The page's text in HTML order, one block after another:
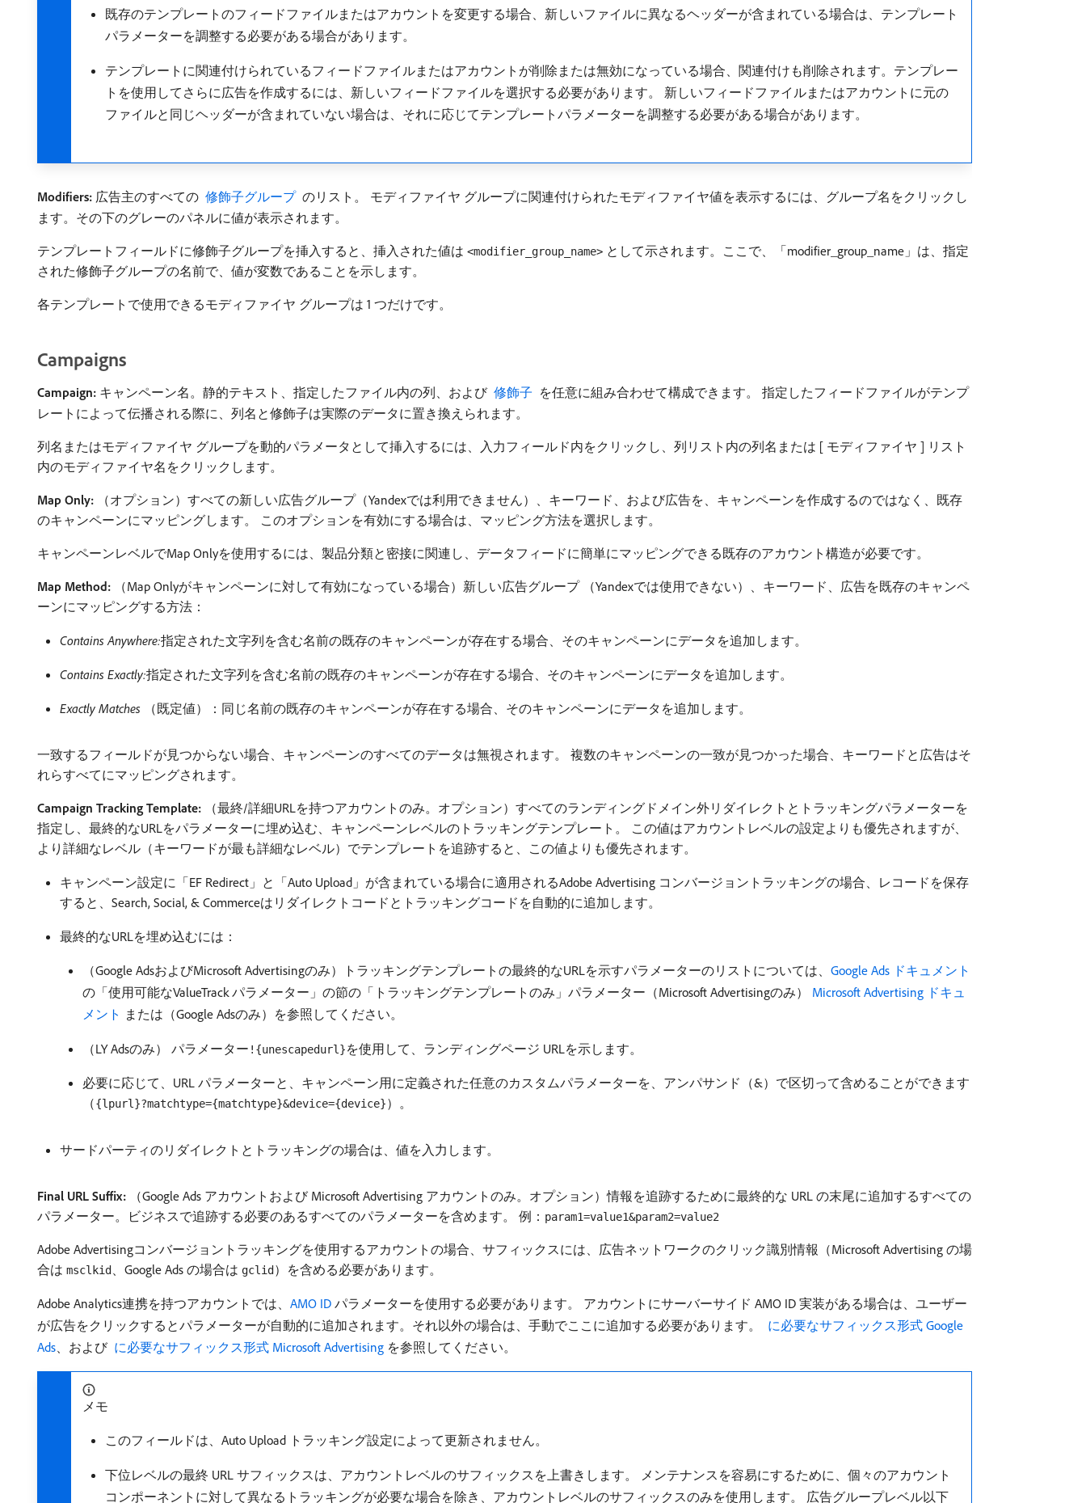
既存のテンプレートのフィードファイルまたはアカウントを変更する場合、新しいファイルに異なるヘッダーが含まれている場合は、テンプレート
パラメーターを調整する必要がある場合があります。
テンプレートに関連付けられているフィードファイルまたはアカウントが削除または無効になっている場合、関連付けも削除されます。テンプレー
トを使用してさらに広告を作成するには、新しいフィードファイルを選択する必要があります。 新しいフィードファイルまたはアカウントに元の
ファイルと同じヘッダーが含まれていない場合は、それに応じてテンプレートパラメーターを調整する必要がある場合があります。
Modifiers: 広告主のすべての ​ 修飾子グループ ​ のリスト。 モディファイヤ グループに関連付けられたモディファイヤ値を表示するには、グループ名をクリックし
ます。その下のグレーのパネルに値が表示されます。
テンプレートフィールドに修飾子グループを挿入すると、挿入された値は <modifier_group_name> として示されます。ここで、「modifier_group_name」は、指定
された修飾子グループの名前で、値が変数であることを示します。
各テンプレートで使用できるモディファイヤ グループは 1 つだけです。
Campaigns
Campaign: キャンペーン名。静的テキスト、指定したファイル内の列、および ​ 修飾子 ​ を任意に組み合わせて構成できます。 指定したフィードファイルがテンプ
レートによって伝播される際に、列名と修飾子は実際のデータに置き換えられます。
列名またはモディファイヤ グループを動的パラメータとして挿入するには、入力フィールド内をクリックし、列リスト内の列名または [ モディファイヤ ] リスト
内のモディファイヤ名をクリックします。
Map Only: （オプション）すべての新しい広告グループ（Yandexでは利用できません）、キーワード、および広告を、キャンペーンを作成するのではなく、既存
のキャンペーンにマッピングします。 このオプションを有効にする場合は、マッピング方法を選択します。
キャンペーンレベルでMap Onlyを使用するには、製品分類と密接に関連し、データフィードに簡単にマッピングできる既存のアカウント構造が必要です。
Map Method: （Map Onlyがキャンペーンに対して有効になっている場合）新しい広告グループ （Yandexでは使用できない）、キーワード、広告を既存のキャンペ
ーンにマッピングする方法：
Contains Anywhere:​指定された文字列を含む名前の既存のキャンペーンが存在する場合、そのキャンペーンにデータを追加します。
Contains Exactly:​指定された文字列を含む名前の既存のキャンペーンが存在する場合、そのキャンペーンにデータを追加します。
Exactly Matches （既定値）：同じ名前の既存のキャンペーンが存在する場合、そのキャンペーンにデータを追加します。
一致するフィールドが見つからない場合、キャンペーンのすべてのデータは無視されます。 複数のキャンペーンの一致が見つかった場合、キーワードと広告はそ
れらすべてにマッピングされます。
Campaign Tracking Template: （最終/詳細URLを持つアカウントのみ。オプション）すべてのランディングドメイン外リダイレクトとトラッキングパラメーターを
指定し、最終的なURLをパラメーターに埋め込む、キャンペーンレベルのトラッキングテンプレート。 この値はアカウントレベルの設定よりも優先されますが、
より詳細なレベル（キーワードが最も詳細なレベル）でテンプレートを追跡すると、この値よりも優先されます。
キャンペーン設定に「EF Redirect」と「Auto Upload」が含まれている場合に適用されるAdobe Advertising コンバージョントラッキングの場合、レコードを保存
すると、Search, Social, & Commerceはリダイレクトコードとトラッキングコードを自動的に追加します。
最終的なURLを埋め込むには：
（Google AdsおよびMicrosoft Advertisingのみ）トラッキングテンプレートの最終的なURLを示すパラメーターのリストについては、 Google Ads ドキュメント
の「使用可能なValueTrack パラメーター」の節の「トラッキングテンプレートのみ」パラメーター（Microsoft Advertisingのみ） Microsoft Advertising ドキュ
メント ​ または（Google Adsのみ）を参照してください。
（LY Adsのみ） パラメーター !{unescapedurl}を使用して、ランディングページ URLを示します。
必要に応じて、URL パラメーターと、キャンペーン用に定義された任意のカスタムパラメーターを、アンパサンド（&）で区切って含めることができます
（{lpurl}?matchtype={matchtype}&device={device}）。
サードパーティのリダイレクトとトラッキングの場合は、値を入力します。
Final URL Suffix: （Google Ads アカウントおよび Microsoft Advertising アカウントのみ。オプション）情報を追跡するために最終的な URL の末尾に追加するすべての
パラメーター。ビジネスで追跡する必要のあるすべてのパラメーターを含めます。 例： param1=value1&param2=value2
Adobe Advertisingコンバージョントラッキングを使用するアカウントの場合、サフィックスには、広告ネットワークのクリック識別情報（Microsoft Advertising の場
合は msclkid 、Google Ads の場合は gclid ）を含める必要があります。
Adobe Analytics連携を持つアカウントでは、 AMO ID パラメーターを使用する必要があります。 アカウントにサーバーサイド AMO ID 実装がある場合は、ユーザー
が広告をクリックするとパラメーターが自動的に追加されます。それ以外の場合は、手動でここに追加する必要があります。
​ に必要なサフィックス形式 Google
Ads、および ​ に必要なサフィックス形式 Microsoft Advertising を参照してください。
メモ
このフィールドは、Auto Upload トラッキング設定によって更新されません。
下位レベルの最終 URL サフィックスは、アカウントレベルのサフィックスを上書きします。 メンテナンスを容易にするために、個々のアカウント
コンポーネントに対して異なるトラッキングが必要な場合を除き、アカウントレベルのサフィックスのみを使用します。 広告グループレベル以下